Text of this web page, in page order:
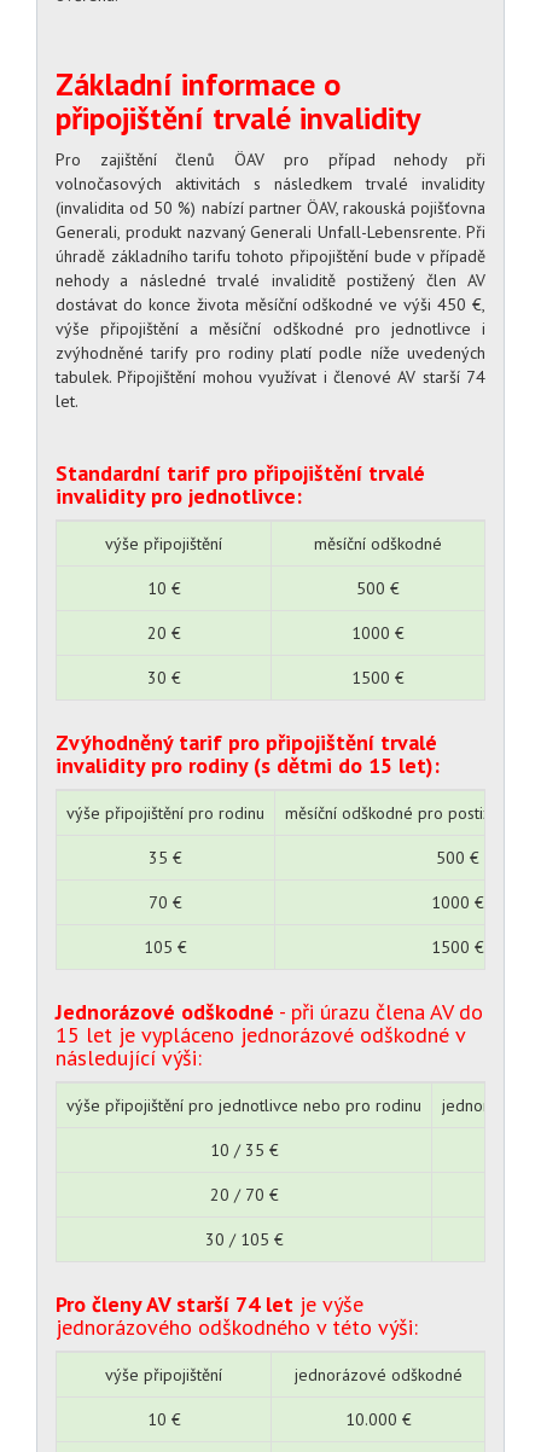
Základní informace o
připojištění trvalé invalidity
Pro zajištění členů ÖAV pro případ nehody při
volnočasových aktivitách s následkem trvalé invalidity
(invalidita od 50 %) nabízí partner ÖAV, rakouská pojišťovna
Generali, produkt nazvaný Generali Unfall-Lebensrente. Při
úhradě základního tarifu tohoto připojištění bude v případě
nehody a následné trvalé invaliditě postižený člen AV
dostávat do konce života měsíční odškodné ve výši 450 €,
výše připojištění a měsíční odškodné pro jednotlivce i
zvýhodněné tarify pro rodiny platí podle níže uvedených
tabulek. Připojištění mohou využívat i členové AV starší 74
let.
Standardní tarif pro připojištění trvalé
invalidity pro jednotlivce:
výše připojištění měsíční odškodné
10 € 500 €
20 € 1000 €
30 € 1500 €
Zvýhodněný tarif pro připojištění trvalé
invalidity pro rodiny (s dětmi do 15 let):
výše připojištění pro rodinu měsíční odškodné pro
35 € 500 €
70 € 1000 €
105 € 1500 €
Jednorázové odškodné - při úrazu člena AV do
15 let je vypláceno jednorázové odškodné v
následující výši:
výše připojištění pro jednotlivce nebo pro rodinu jednorázové
10 / 35 €
20 / 70 €
30 / 105 €
Pro členy AV starší 74 let je výše
jednorázového odškodného v této výši:
výše připojištění jednorázové odškodné
10 € 10.000 €